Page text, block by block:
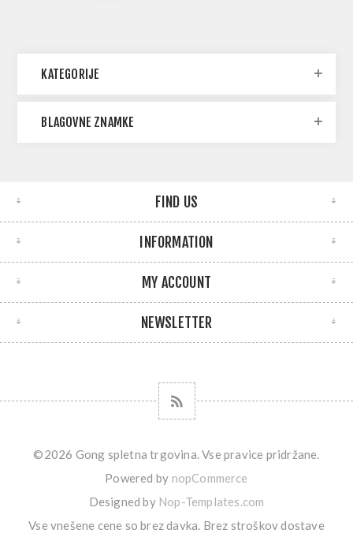
KATEGORIJE
BLAGOVNE ZNAMKE
FIND US
INFORMATION
MY ACCOUNT
NEWSLETTER
©2026 Gong spletna trgovina. Vse pravice pridržane.
Powered by nopCommerce
Designed by Nop-Templates.com
Vse vnešene cene so brez davka. Brez stroškov dostave